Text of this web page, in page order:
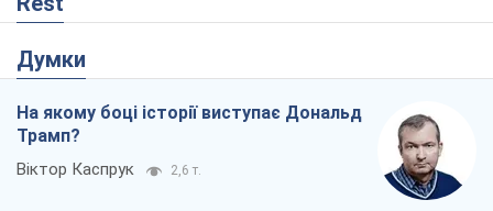
Думки
На якому боці історії виступає Дональд
Трамп?
Віктор Каспрук 2,6 т.